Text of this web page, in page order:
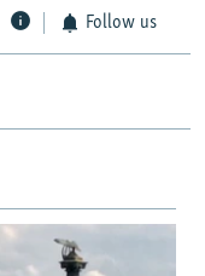
Follow us